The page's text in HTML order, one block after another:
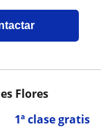
1ª clase gratis
Flores